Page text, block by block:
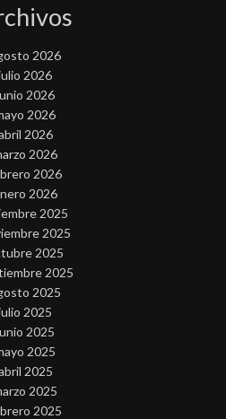
2026
2026
2026
2026
2026
2026
2026
2026
2025
2025
2025
2025
2025
2025
2025
2025
2025
2025
2025